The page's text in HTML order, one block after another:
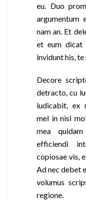
eu. Duo
argumentum
nam an. Et
et eum dicat
invidunt his,
Decore
detracto, cu
iudicabit, ex
mel in nisl
mea
efficiendi
copiosae vis,
Ad nec debet
volumus
regione.